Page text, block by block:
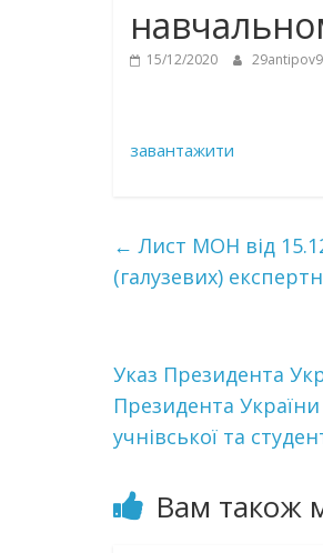
15/12/2020
завантажити
← Лист МОН від
(галузевих)
Указ Президента
Президента
учнівської та
Вам також